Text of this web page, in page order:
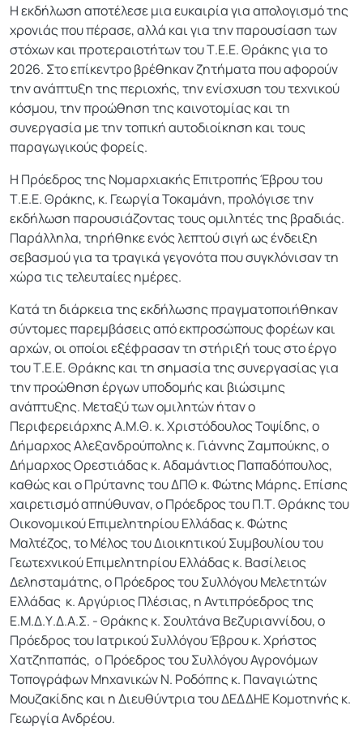
Η εκδήλωση αποτέλεσε μια ευκαιρία για απολογισμό της
χρονιάς που πέρασε, αλλά και για την παρουσίαση των
στόχων και προτεραιοτήτων του Τ.Ε.Ε. Θράκης για το
2026. Στο επίκεντρο βρέθηκαν ζητήματα που αφορούν
την ανάπτυξη της περιοχής, την ενίσχυση του τεχνικού
κόσμου, την προώθηση της καινοτομίας και τη
συνεργασία με την τοπική αυτοδιοίκηση και τους
παραγωγικούς φορείς.
Η Πρόεδρος της Νομαρχιακής Επιτροπής Έβρου του
Τ.Ε.Ε. Θράκης, κ. Γεωργία Τοκαμάνη, προλόγισε την
εκδήλωση παρουσιάζοντας τους ομιλητές της βραδιάς.
Παράλληλα, τηρήθηκε ενός λεπτού σιγή ως ένδειξη
σεβασμού για τα τραγικά γεγονότα που συγκλόνισαν τη
χώρα τις τελευταίες ημέρες.
Κατά τη διάρκεια της εκδήλωσης πραγματοποιήθηκαν
σύντομες παρεμβάσεις από εκπροσώπους φορέων και
αρχών, οι οποίοι εξέφρασαν τη στήριξή τους στο έργο
του Τ.Ε.Ε. Θράκης και τη σημασία της συνεργασίας για
την προώθηση έργων υποδομής και βιώσιμης
ανάπτυξης. Μεταξύ των ομιλητών ήταν ο
Περιφερειάρχης Α.Μ.Θ. κ. Χριστόδουλος Τοψίδης, ο
Δήμαρχος Αλεξανδρούπολης κ. Γιάννης Ζαμπούκης, ο
Δήμαρχος Ορεστιάδας κ. Αδαμάντιος Παπαδόπουλος,
καθώς και ο Πρύτανης του ΔΠΘ κ. Φώτης Μάρης. Επίσης
χαιρετισμό απηύθυναν, ο Πρόεδρος του Π.Τ. Θράκης του
Οικονομικού Επιμελητηρίου Ελλάδας κ. Φώτης
Μαλτέζος, τοΜέλος του Διοικητικού Συμβουλίου του
Γεωτεχνικού Επιμελητηρίου Ελλάδας κ. Βασίλειος
Δελησταμάτης, ο Πρόεδρος του Συλλόγου Μελετητών
Ελλάδας κ. Αργύριος Πλέσιας, η Αντιπρόεδρος της
Ε.Μ.Δ.Υ.Δ.Α.Σ. - Θράκης κ. Σουλτάνα Βεζυριαννίδου,ο
Πρόεδρος του Ιατρικού Συλλόγου Έβρου κ. Χρήστος
Χατζηπαπάς, ο Πρόεδρος του Συλλόγου Αγρονόμων
Τοπογράφων Μηχανικών Ν. Ροδόπης κ. Παναγιώτης
Μουζακίδης και η Διευθύντρια του ΔΕΔΔΗΕ Κομοτηνής κ.
Γεωργία Ανδρέου.